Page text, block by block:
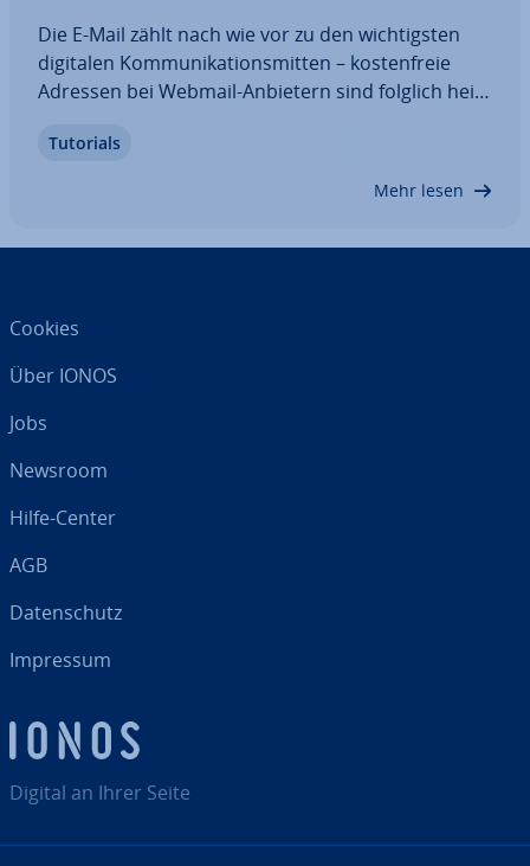
Die E-Mail zählt nach wie vor zu den wich­tigs­ten
digitalen Kom­mu­ni­ka­ti­ons­mit­ten – kos­ten­freie
Adressen bei Webmail-Anbietern sind folglich heiß
z. B. für eine Familien-E-Mail-Adresse legt, sollte
Tutorials
Mehr lesen
Digital an Ihrer Seite
Cookies
Über IONOS
Jobs
Newsroom
Hilfe-Center
AGB
Da­ten­schutz
Impressum